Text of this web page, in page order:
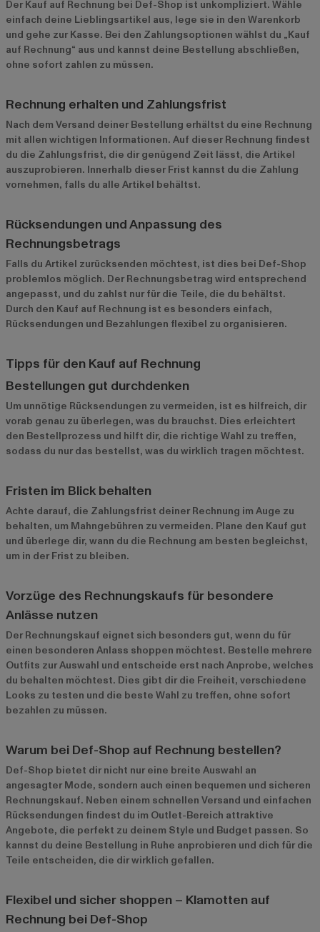
Der Kauf auf Rechnung bei Def-Shop ist unkompliziert. Wähle
einfach deine Lieblingsartikel aus, lege sie in den Warenkorb
und gehe zur Kasse. Bei den Zahlungsoptionen wählst du „Kauf
auf Rechnung“ aus und kannst deine Bestellung abschließen,
ohne sofort zahlen zu müssen.
Rechnung erhalten und Zahlungsfrist
Nach dem Versand deiner Bestellung erhältst du eine Rechnung
mit allen wichtigen Informationen. Auf dieser Rechnung findest
du die Zahlungsfrist, die dir genügend Zeit lässt, die Artikel
auszuprobieren. Innerhalb dieser Frist kannst du die Zahlung
vornehmen, falls du alle Artikel behältst.
Rücksendungen und Anpassung des
Rechnungsbetrags
Falls du Artikel zurücksenden möchtest, ist dies bei Def-Shop
problemlos möglich. Der Rechnungsbetrag wird entsprechend
angepasst, und du zahlst nur für die Teile, die du behältst.
Durch den Kauf auf Rechnung ist es besonders einfach,
Rücksendungen und Bezahlungen flexibel zu organisieren.
Tipps für den Kauf auf Rechnung
Bestellungen gut durchdenken
Um unnötige Rücksendungen zu vermeiden, ist es hilfreich, dir
vorab genau zu überlegen, was du brauchst. Dies erleichtert
den Bestellprozess und hilft dir, die richtige Wahl zu treffen,
sodass du nur das bestellst, was du wirklich tragen möchtest.
Fristen im Blick behalten
Achte darauf, die Zahlungsfrist deiner Rechnung im Auge zu
behalten, um Mahngebühren zu vermeiden. Plane den Kauf gut
und überlege dir, wann du die Rechnung am besten begleichst,
um in der Frist zu bleiben.
Vorzüge des Rechnungskaufs für besondere
Anlässe nutzen
Der Rechnungskauf eignet sich besonders gut, wenn du für
einen besonderen Anlass shoppen möchtest. Bestelle mehrere
Outfits zur Auswahl und entscheide erst nach Anprobe, welches
du behalten möchtest. Dies gibt dir die Freiheit, verschiedene
Looks zu testen und die beste Wahl zu treffen, ohne sofort
bezahlen zu müssen.
Warum bei Def-Shop auf Rechnung bestellen?
Def-Shop bietet dir nicht nur eine breite Auswahl an
angesagter Mode, sondern auch einen bequemen und sicheren
Rechnungskauf. Neben einem schnellen Versand und einfachen
Rücksendungen findest du im Outlet-Bereich attraktive
Angebote, die perfekt zu deinem Style und Budget passen. So
kannst du deine Bestellung in Ruhe anprobieren und dich für die
Teile entscheiden, die dir wirklich gefallen.
Flexibel und sicher shoppen – Klamotten auf
Rechnung bei Def-Shop